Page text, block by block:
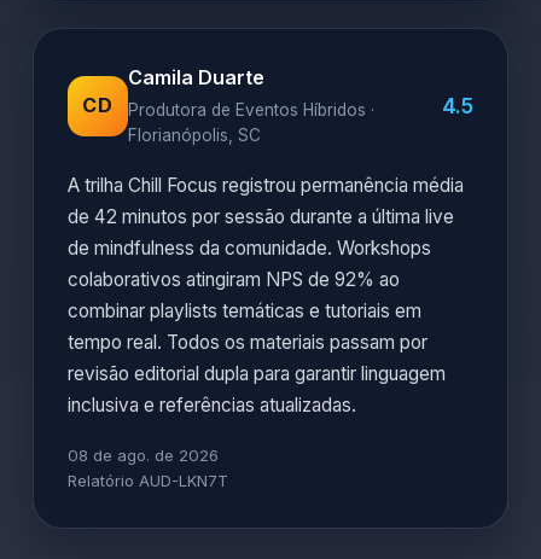
CD
Camila Duarte
Produtora de Eventos Híbridos ·
Florianópolis, SC
4.5
A trilha Chill Focus registrou permanência média
de 42 minutos por sessão durante a última live
de mindfulness da comunidade. Workshops
colaborativos atingiram NPS de 92% ao
combinar playlists temáticas e tutoriais em
tempo real. Todos os materiais passam por
revisão editorial dupla para garantir linguagem
inclusiva e referências atualizadas.
08 de ago. de 2026
Relatório AUD-LKN7T